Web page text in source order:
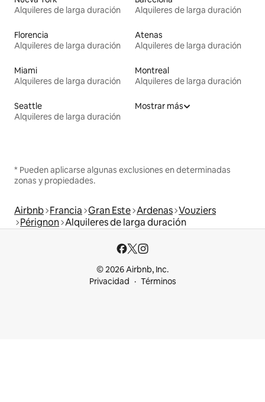
Alquileres de larga duración
Alquileres de larga duración
Florencia
Alquileres de larga duración
Atenas
Alquileres de larga duración
Miami
Alquileres de larga duración
Montreal
Alquileres de larga duración
Seattle
Alquileres de larga duración
Mostrar más
* Pueden aplicarse algunas exclusiones en determinadas
zonas y propiedades.
Airbnb Francia Gran Este Ardenas Vouziers
Pérignon Alquileres de larga duración
© 2026 Airbnb, Inc.
Privacidad
Términos